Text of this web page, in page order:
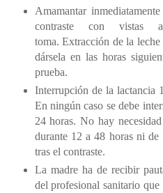
Amamantar
contraste con vistas
toma. Extracción de la
dársela en las horas
prueba.
Interrupción de la lactancia
En ningún caso se debe
24 horas. No hay
durante 12 a 48 horas ni de
tras el contraste.
La madre ha de recibir
del profesional sanitario